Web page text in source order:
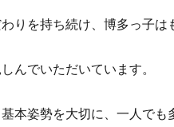
りを持ち続け、博多っ子は
んでいただいています。
本姿勢を大切に、一人でも